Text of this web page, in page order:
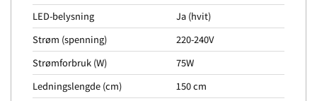
LED-belysning
Ja (hvit)
Strøm (spenning)
220-240V
Strømforbruk (W)
75W
Ledningslengde (cm)
150 cm